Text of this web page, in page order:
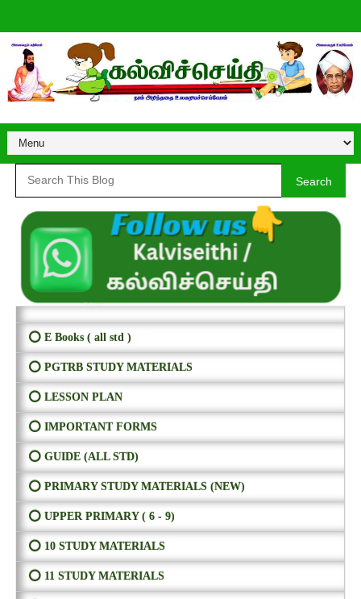
Search
⭕ E Books ( all std )
⭕ PGTRB STUDY MATERIALS
⭕ LESSON PLAN
⭕ IMPORTANT FORMS
⭕ GUIDE (ALL STD)
⭕ PRIMARY STUDY MATERIALS (NEW)
⭕ UPPER PRIMARY ( 6 - 9)
⭕ 10 STUDY MATERIALS
⭕ 11 STUDY MATERIALS